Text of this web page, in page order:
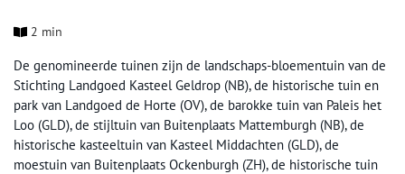
2 min
De genomineerde tuinen zijn de landschaps-bloementuin van de
Stichting Landgoed Kasteel Geldrop (NB), de historische tuin en
park van Landgoed de Horte (OV), de barokke tuin van Paleis het
Loo (GLD), de stijltuin van Buitenplaats Mattemburgh (NB), de
historische kasteeltuin van Kasteel Middachten (GLD), de
moestuin van Buitenplaats Ockenburgh (ZH), de historische tuin